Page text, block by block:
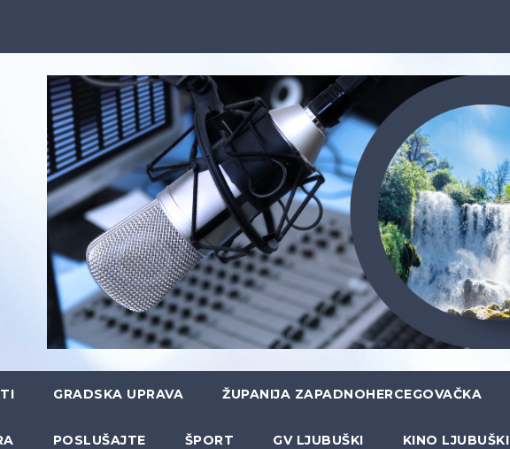
GRADSKA UPRAVA ŽUPANIJA ZAPADNOHERCEGOVAČKA
POSLUŠAJTE ŠPORT GV LJUBUŠKI KINO LJUBUŠKI